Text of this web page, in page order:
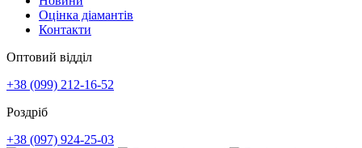
Оцінка діамантів
Контакти
Оптовий відділ
+38 (099) 212-16-52
Роздріб
+38 (097) 924-25-03